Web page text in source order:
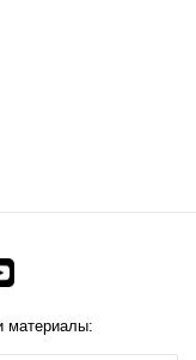
материалы: